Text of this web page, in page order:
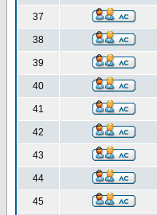
37
38
39
40
41
42
43
44
45